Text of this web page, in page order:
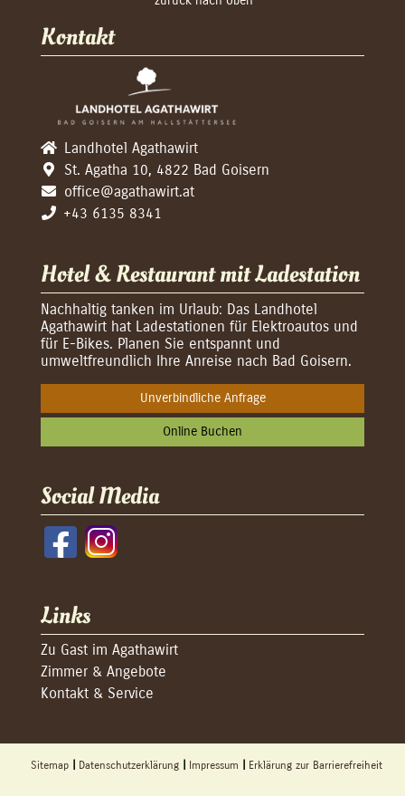
Kontakt
Landhotel Agathawirt
St. Agatha 10, 4822 Bad Goisern
office@agathawirt.at
+43 6135 8341
Hotel & Restaurant mit Ladestation
Nachhaltig tanken im Urlaub: Das Landhotel
Agathawirt hat Ladestationen für Elektroautos und
für E-Bikes. Planen Sie entspannt und
umweltfreundlich Ihre Anreise nach Bad Goisern.
Unverbindliche Anfrage
Online Buchen
Social Media
Links
Zu Gast im Agathawirt
Zimmer & Angebote
Kontakt & Service
Sitemap Datenschutzerklärung Impressum Erklärung zur Barrierefreiheit